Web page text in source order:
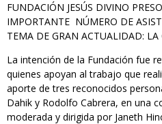
FUNDACIÓN JESÚS DIVINO
IMPORTANTE NÚMERO DE
TEMA DE GRAN ACTUALIDAD: LA
La intención de la Fundación fue
quienes apoyan al trabajo que
aporte de tres reconocidos
Dahik y Rodolfo Cabrera, en una
moderada y dirigida por Janeth